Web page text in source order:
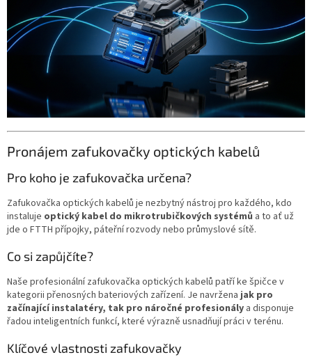
Pronájem zafukovačky optických kabelů
Pro koho je zafukovačka určena?
Zafukovačka optických kabelů je nezbytný nástroj pro každého, kdo
instaluje optický kabel do mikrotrubičkových systémů a to ať už
jde o FTTH přípojky, páteřní rozvody nebo průmyslové sítě.
Co si zapůjčíte?
Naše profesionální zafukovačka optických kabelů patří ke špičce v
kategorii přenosných bateriových zařízení. Je navržena jak pro
začínající instalatéry, tak pro náročné profesionály a disponuje
řadou inteligentních funkcí, které výrazně usnadňují práci v terénu.
Klíčové vlastnosti zafukovačky